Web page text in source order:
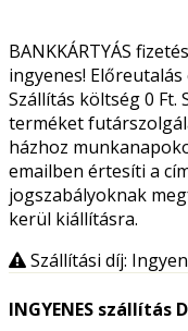
BANKKÁRTYÁS
ingyenes! Előreutalás
Szállítás költség 0 Ft.
terméket
házhoz
emailben értesíti a
jogszabályoknak
kerül kiállításra.
Szállítási díj:
INGYENES szállítás